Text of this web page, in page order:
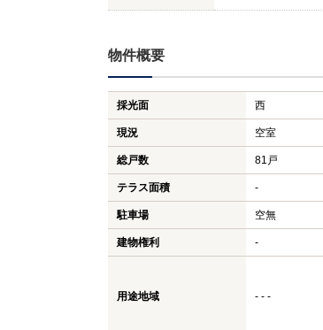
物件概要
採光面 西
現況 空室
総戸数 81戸
テラス面積 -
駐車場 空無
建物権利 -
用途地域 - - -